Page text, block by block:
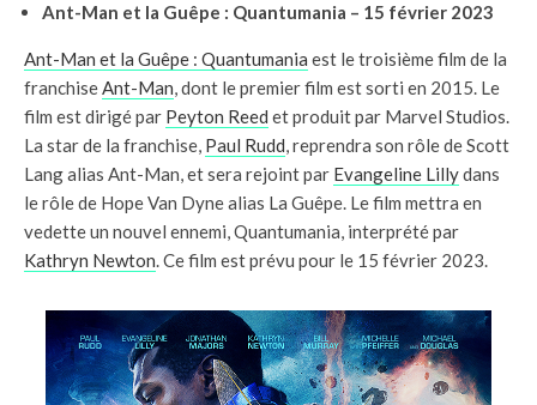
Ant-Man et la Guêpe : Quantumania – 15 février 2023
Ant-Man et la Guêpe : Quantumania est le troisième film de la
franchiseAnt-Man, dont le premier film est sorti en 2015. Le
film est dirigé par Peyton Reed et produit par Marvel Studios.
La star de la franchise, Paul Rudd, reprendra son rôle de Scott
Lang alias Ant-Man, et sera rejoint par Evangeline Lillydans
le rôle de Hope Van Dyne alias La Guêpe. Le film mettra en
vedette un nouvel ennemi, Quantumania, interprété par
Kathryn Newton. Ce film est prévu pour le 15 février 2023.